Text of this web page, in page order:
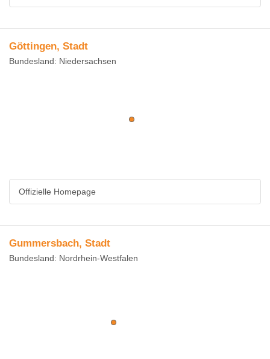
Göttingen, Stadt
Bundesland: Niedersachsen
Offizielle Homepage
Gummersbach, Stadt
Bundesland: Nordrhein-Westfalen